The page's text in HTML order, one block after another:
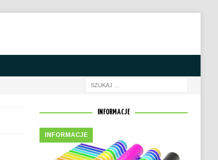
INFORMACJE
INFORMACJE